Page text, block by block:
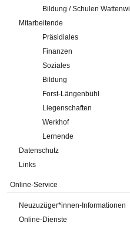
Bildung / Schulen Wattenwil
Mitarbeitende
Präsidiales
Finanzen
Soziales
Bildung
Forst-Längenbühl
Liegenschaften
Werkhof
Lernende
Datenschutz
Links
Online-Service
Neuzuzüger*innen-Informationen
Online-Dienste